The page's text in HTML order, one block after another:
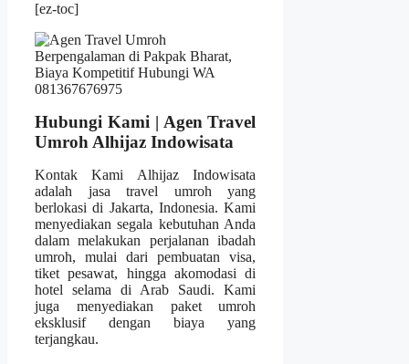
[ez-toc]
Hubungi Kami | Agen Travel
Umroh Alhijaz Indowisata
Kontak Kami Alhijaz Indowisata
adalah jasa travel umroh yang
berlokasi di Jakarta, Indonesia. Kami
menyediakan segala kebutuhan Anda
dalam melakukan perjalanan ibadah
umroh, mulai dari pembuatan visa,
tiket pesawat, hingga akomodasi di
hotel selama di Arab Saudi. Kami
juga menyediakan paket umroh
eksklusif dengan biaya yang
terjangkau.